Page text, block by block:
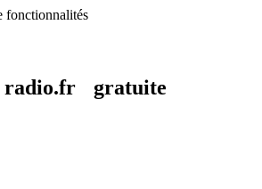
fonctionnalités
radio.fr gratuite